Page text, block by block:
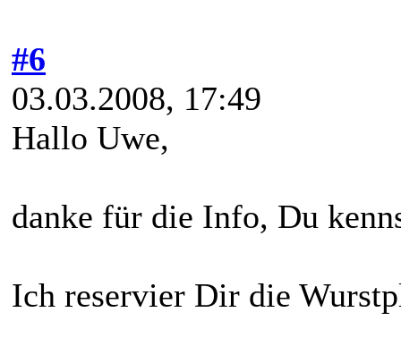
#6
03.03.2008, 17:49
Hallo Uwe,
danke für die Info, Du
Ich reservier Dir die